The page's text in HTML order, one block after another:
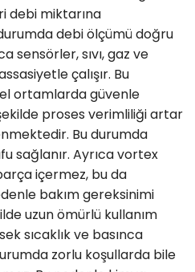
debi miktarına
debi ölçümü doğru
sensörler, sıvı, gaz ve
çalışır. Bu
ortamlarda güvenle
proses verimliliği artar
Bu durumda
sağlanır. Ayrıca vortex
içermez, bu da
bakım gereksinimi
uzun ömürlü kullanım
sıcaklık ve basınca
zorlu koşullarda bile